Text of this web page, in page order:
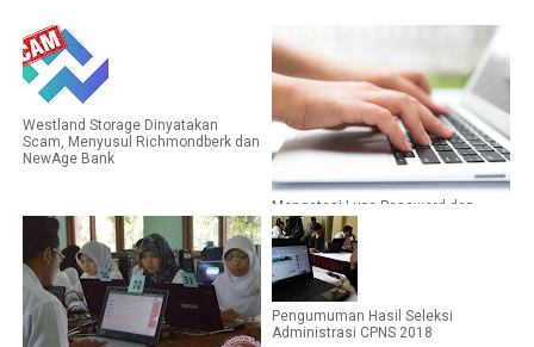
Westland Storage Dinyatakan
Scam, Menyusul Richmondberk dan
NewAge Bank
Mengatasi Lupa Password dan
Pertanyaan Pengaman Akun SSCN
Pengumuman Hasil Seleksi
Administrasi CPNS 2018